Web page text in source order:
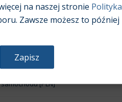
[PLN]
na naszej stronie Polityka
Zawsze możesz to później
Zapisz